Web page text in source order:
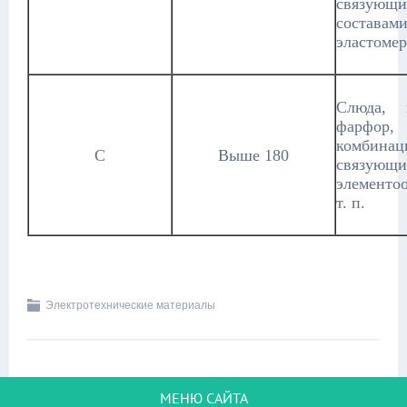
C Выше 180
Слюда,
т. п.
Электротехнические материалы
МЕНЮ САЙТА